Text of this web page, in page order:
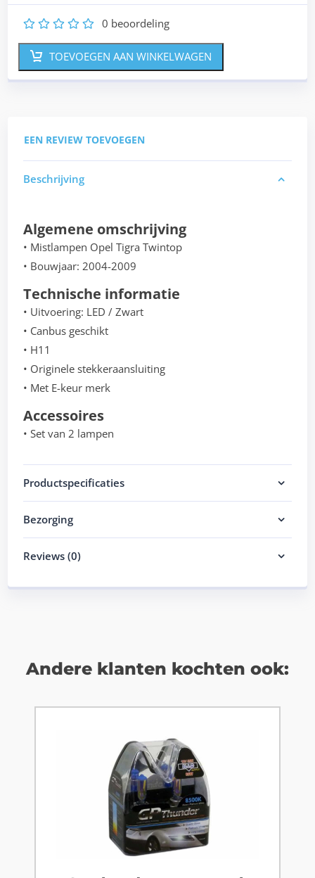
5
4
3
2 0 beoordeling
TOEVOEGEN AAN WINKELWAGEN
EEN REVIEW TOEVOEGEN
Beschrijving
Algemene omschrijving
• Mistlampen Opel Tigra Twintop
• Bouwjaar: 2004-2009
Technische informatie
• Uitvoering: LED / Zwart
• Canbus geschikt
• H11
• Originele stekkeraansluiting
• Met E-keur merk
Accessoires
• Set van 2 lampen
Productspecificaties
Bezorging
Reviews (0)
Andere klanten kochten ook: